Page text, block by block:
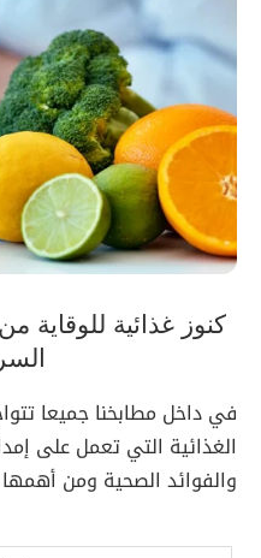
كنوز غذائية للوقاية
في داخل مطابخنا جميعا
الغذائية التي تعمل على
والفوائد الصحية ومن